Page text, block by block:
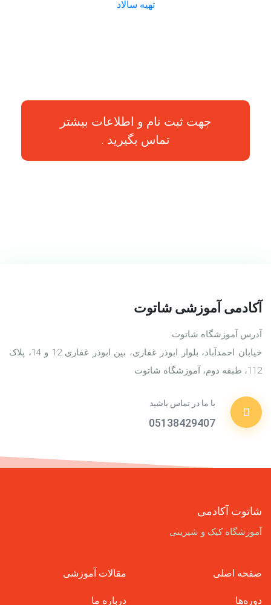
جهت ثبت نام و اطلاعات بیشتر
تماس بگیرید .
شاتوت آکادمی
آموزشگاه کیک و شیرینی
صفحه اصلی
دوره‌ها
مقالات آموزشی
درباره ما
آکادمی آموزشی شاتوت
آدرس آموزشگاه شاتوت:
خیابان احمدآباد، بلوار ابوذر غفاری، بین ابوذر غفاری 12 و 14، پلاک
112، طبقه دوم، آموزشگاه شاتوت
با ما در تماس باشید
05138429407